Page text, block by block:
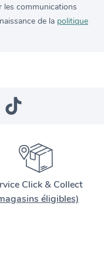
les communications
de la politique
Click & Collect
éligibles)